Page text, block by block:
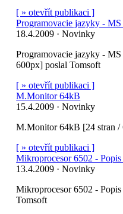
[ » otevřít publikaci ]
Programovacie jazyky -
18.4.2009 · Novinky
Programovacie jazyky -
600px] poslal Tomsoft
[ » otevřít publikaci ]
M.Monitor 64kB
15.4.2009 · Novinky
M.Monitor 64kB [24 stran /
[ » otevřít publikaci ]
Mikroprocesor 6502 -
13.4.2009 · Novinky
Mikroprocesor 6502 -
Tomsoft